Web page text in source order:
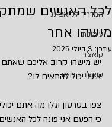
המדריך לקואצ'ינג
עיתונות
קואצ'ר
קואצ'ר - וידאו
לכל האנשים
מישהו אחר
עודכן: 3 ביולי 2025
יש מישהו קרוב אליכם שאתם
אישי יכול להתאים לו?
צפו בסרטון וגלו מה אתם
כי הפעם אני פונה לכל